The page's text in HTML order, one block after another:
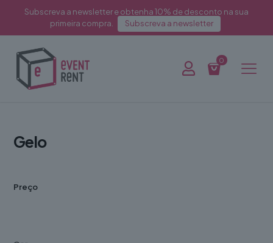
Subscreva a newsletter e obtenha 10% de desconto na sua
primeira compra.
Subscreva a newsletter
0
Gelo
Preço